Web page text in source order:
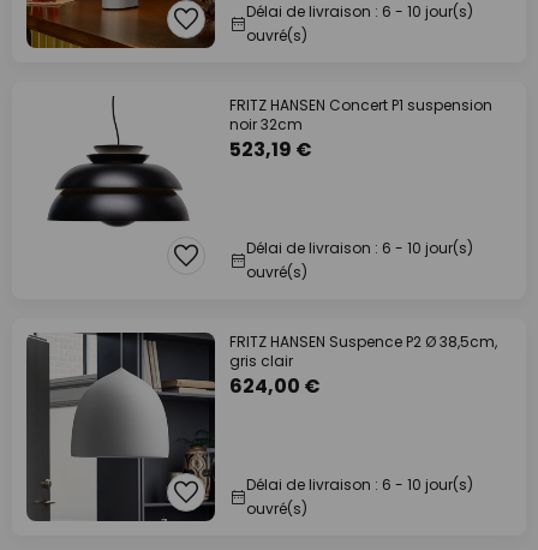
Délai de livraison : 6 - 10 jour(s)
ouvré(s)
FRITZ HANSEN Concert P1 suspension
noir 32cm
523,19 €
Délai de livraison : 6 - 10 jour(s)
ouvré(s)
FRITZ HANSEN Suspence P2 Ø 38,5cm,
gris clair
624,00 €
Délai de livraison : 6 - 10 jour(s)
ouvré(s)